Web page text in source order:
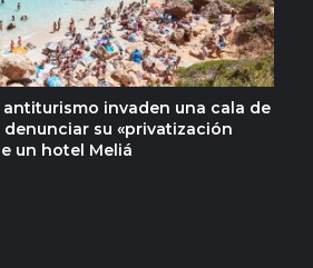
invaden una cala de
denunciar su «privatización
un hotel Meliá